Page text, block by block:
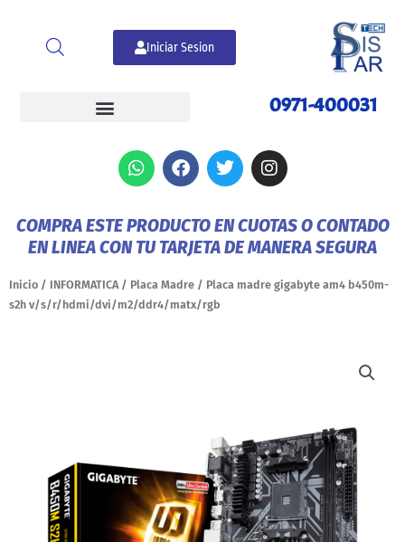
contenido
Iniciar Sesion
0971-400031
W
h
s
a
p
F
a
b
o
k
T
w
t
e
I
n
a
g
a
COMPRA ESTE PRODUCTO EN CUOTAS O CONTADO
EN LINEA CON TU TARJETA DE MANERA SEGURA
Inicio / INFORMATICA / Placa Madre / Placa madre gigabyte am4 b450m-
s2h v/s/r/hdmi/dvi/m2/ddr4/matx/rgb